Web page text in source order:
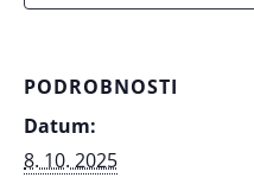
PODROBNOSTI
Datum:
8. 10. 2025